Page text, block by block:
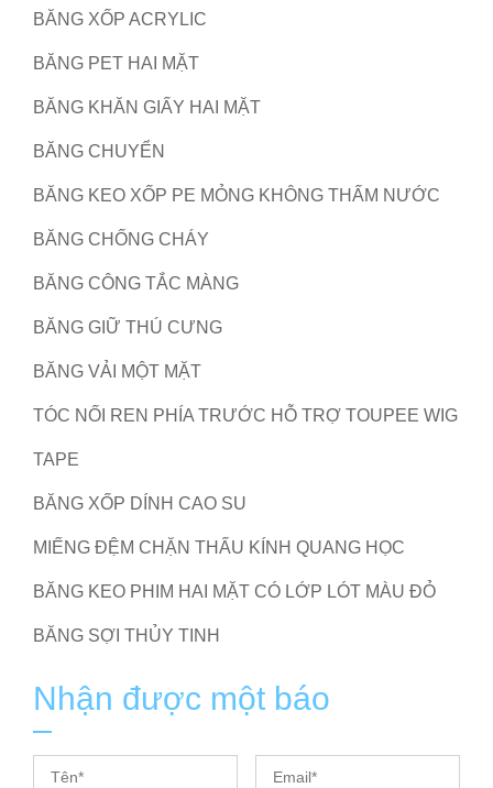
BĂNG XỐP ACRYLIC
BĂNG PET HAI MẶT
BĂNG KHĂN GIẤY HAI MẶT
BĂNG CHUYỂN
BĂNG KEO XỐP PE MỎNG KHÔNG THẤM NƯỚC
BĂNG CHỐNG CHÁY
BĂNG CÔNG TẮC MÀNG
BĂNG GIỮ THÚ CƯNG
BĂNG VẢI MỘT MẶT
TÓC NỐI REN PHÍA TRƯỚC HỖ TRỢ TOUPEE WIG
TAPE
BĂNG XỐP DÍNH CAO SU
MIẾNG ĐỆM CHẶN THẤU KÍNH QUANG HỌC
BĂNG KEO PHIM HAI MẶT CÓ LỚP LÓT MÀU ĐỎ
BĂNG SỢI THỦY TINH
Nhận được một báo